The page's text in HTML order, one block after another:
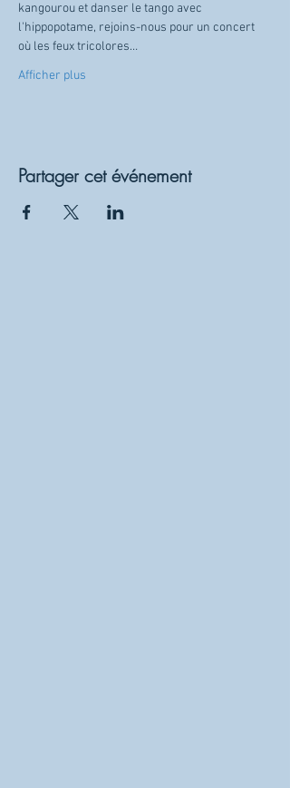
kangourou et danser le tango avec
l'hippopotame, rejoins-nous pour un concert
où les feux tricolores…
Afficher plus
Partager cet événement